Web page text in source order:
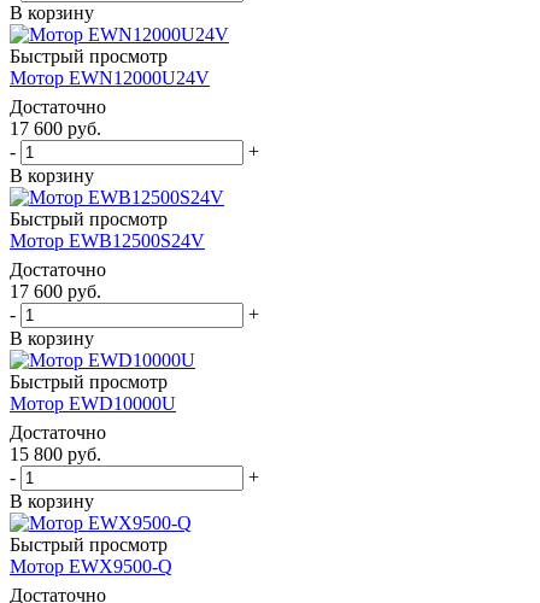
В корзину
Быстрый просмотр
Мотор EWN12000U24V
Достаточно
17 600 руб.
-
+
В корзину
Быстрый просмотр
Мотор EWB12500S24V
Достаточно
17 600 руб.
-
+
В корзину
Быстрый просмотр
Мотор EWD10000U
Достаточно
15 800 руб.
-
+
В корзину
Быстрый просмотр
Мотор EWX9500-Q
Достаточно